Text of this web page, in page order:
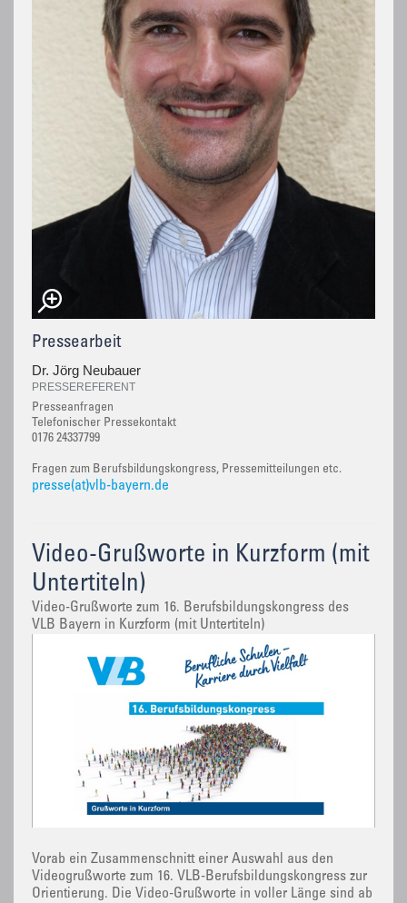
Pressearbeit
Dr. Jörg Neubauer
PRESSEREFERENT
Presseanfragen
Telefonischer Pressekontakt
0176 24337799
Fragen zum Berufsbildungskongress, Pressemitteilungen etc.
presse(at)vlb-bayern.de
Video-Grußworte in Kurzform (mit
Untertiteln)
Video-Grußworte zum 16. Berufsbildungskongress des
VLB Bayern in Kurzform (mit Untertiteln)
Vorab ein Zusammenschnitt einer Auswahl aus den
Videogrußworte zum 16. VLB-Berufsbildungskongress zur
Orientierung. Die Video-Grußworte in voller Länge sind ab